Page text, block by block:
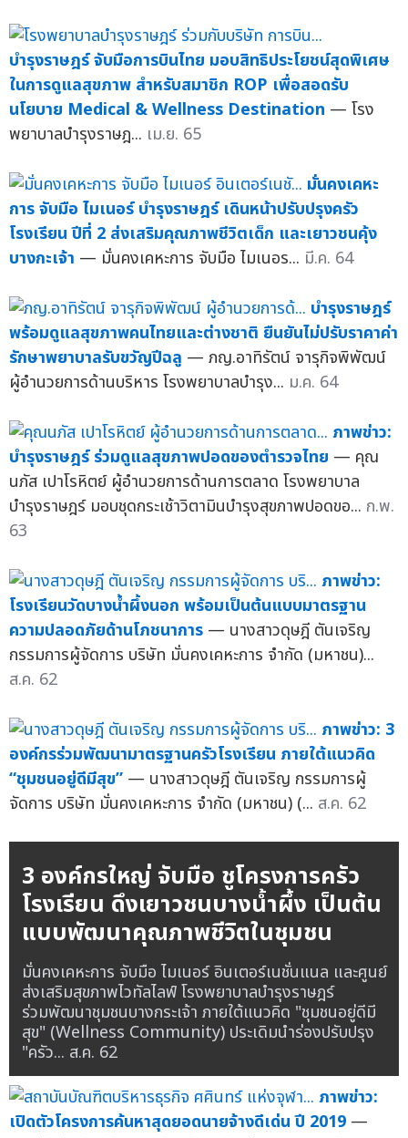
บำรุงราษฎร์ จับมือการบินไทย มอบสิทธิประโยชน์สุดพิเศษ
ในการดูแลสุขภาพ สำหรับสมาชิก ROP เพื่อสอดรับ
นโยบาย Medical & Wellness Destination — โรง
พยาบาลบำรุงราษฎ... เม.ย. 65
มั่นคงเคหะ
การ จับมือ ไมเนอร์ บำรุงราษฎร์ เดินหน้าปรับปรุงครัว
โรงเรียน ปีที่ 2 ส่งเสริมคุณภาพชีวิตเด็ก และเยาวชนคุ้ง
บางกะเจ้า — มั่นคงเคหะการ จับมือ ไมเนอร... มี.ค. 64
บำรุงราษฎร์
พร้อมดูแลสุขภาพคนไทยและต่างชาติ ยืนยันไม่ปรับราคาค่า
รักษาพยาบาลรับขวัญปีฉลู — ภญ.อาทิรัตน์ จารุกิจพิพัฒน์
ผู้อำนวยการด้านบริหาร โรงพยาบาลบำรุง... ม.ค. 64
ภาพข่าว:
บำรุงราษฎร์ ร่วมดูแลสุขภาพปอดของตำรวจไทย — คุณ
นภัส เปาโรหิตย์ ผู้อำนวยการด้านการตลาด โรงพยาบาล
บำรุงราษฎร์ มอบชุดกระเช้าวิตามินบำรุงสุขภาพปอดขอ... ก.พ.
63
ภาพข่าว:
โรงเรียนวัดบางน้ำผึ้งนอก พร้อมเป็นต้นแบบมาตรฐาน
ความปลอดภัยด้านโภชนาการ — นางสาวดุษฎี ตันเจริญ
กรรมการผู้จัดการ บริษัท มั่นคงเคหะการ จำกัด (มหาชน)...
ส.ค. 62
ภาพข่าว: 3
องค์กรร่วมพัฒนามาตรฐานครัวโรงเรียน ภายใต้แนวคิด
“ชุมชนอยู่ดีมีสุข” — นางสาวดุษฎี ตันเจริญ กรรมการผู้
จัดการ บริษัท มั่นคงเคหะการ จำกัด (มหาชน) (... ส.ค. 62
3 องค์กรใหญ่ จับมือ ชูโครงการครัว
โรงเรียน ดึงเยาวชนบางน้ำผึ้ง เป็นต้น
แบบพัฒนาคุณภาพชีวิตในชุมชน
มั่นคงเคหะการ จับมือ ไมเนอร์ อินเตอร์เนชั่นแนล และศูนย์
ส่งเสริมสุขภาพไวทัลไลฟ์ โรงพยาบาลบำรุงราษฎร์
ร่วมพัฒนาชุมชนบางกระเจ้า ภายใต้แนวคิด "ชุมชนอยู่ดีมี
สุข" (Wellness Community) ประเดิมนำร่องปรับปรุง
"ครัว... ส.ค. 62
ภาพข่าว:
เปิดตัวโครงการค้นหาสุดยอดนายจ้างดีเด่น ปี 2019 —